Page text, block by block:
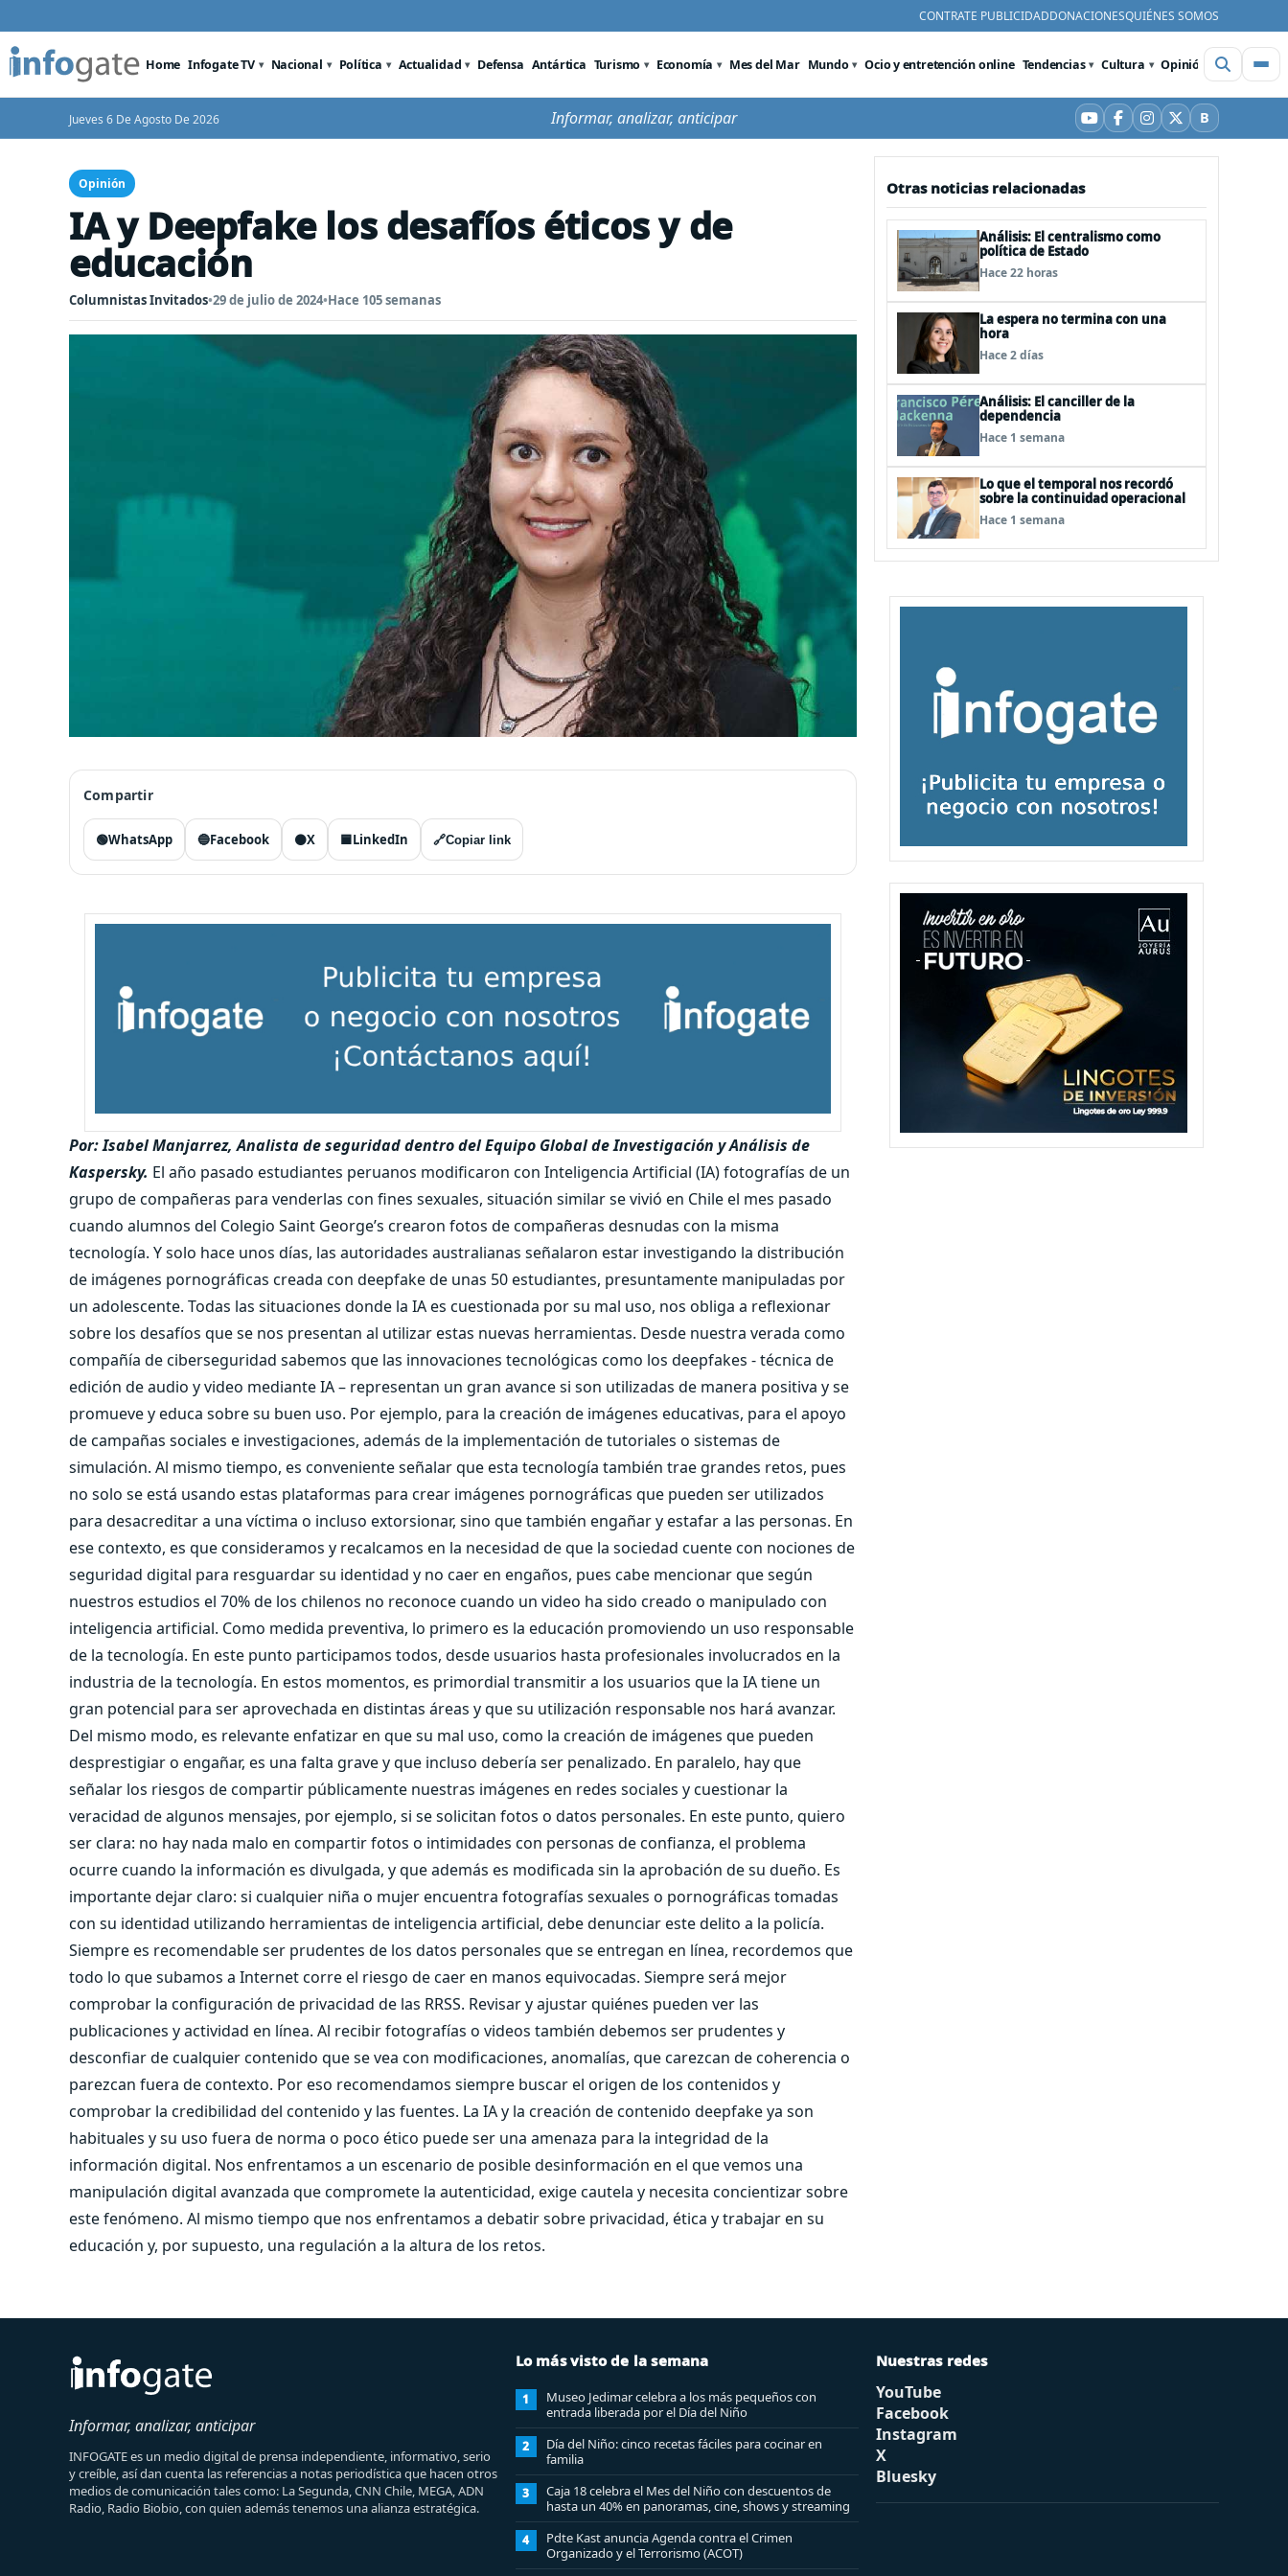
CONTRATE PUBLICIDADDONACIONESQUIÉNES SOMOS
Home Infogate TV Nacional Política Actualidad Defensa Antártica Turismo Economía Mes del Mar Mundo Ocio y entretención online Tendencias Cultura Opinión Videos
Jueves 6 De Agosto De 2026 Informar, analizar, anticipar YouTube
Facebook
Instagram
X BBluesky
Opinión
IA y Deepfake los desafíos éticos y de
educación
Columnistas Invitados•29 de julio de 2024•Hace 105 semanas
Compartir
🟢WhatsApp 🔵Facebook ⚫X 🟦LinkedIn 🔗Copiar link
Por: Isabel Manjarrez, Analista de seguridad dentro del Equipo Global de Investigación y Análisis de
Kaspersky. El año pasado estudiantes peruanos modificaron con Inteligencia Artificial (IA) fotografías de un
grupo de compañeras para venderlas con fines sexuales, situación similar se vivió en Chile el mes pasado
cuando alumnos del Colegio Saint George’s crearon fotos de compañeras desnudas con la misma
tecnología. Y solo hace unos días, las autoridades australianas señalaron estar investigando la distribución
de imágenes pornográficas creada con deepfake de unas 50 estudiantes, presuntamente manipuladas por
un adolescente. Todas las situaciones donde la IA es cuestionada por su mal uso, nos obliga a reflexionar
sobre los desafíos que se nos presentan al utilizar estas nuevas herramientas. Desde nuestra verada como
compañía de ciberseguridad sabemos que las innovaciones tecnológicas como los deepfakes - técnica de
edición de audio y video mediante IA – representan un gran avance si son utilizadas de manera positiva y se
promueve y educa sobre su buen uso. Por ejemplo, para la creación de imágenes educativas, para el apoyo
de campañas sociales e investigaciones, además de la implementación de tutoriales o sistemas de
simulación. Al mismo tiempo, es conveniente señalar que esta tecnología también trae grandes retos, pues
no solo se está usando estas plataformas para crear imágenes pornográficas que pueden ser utilizados
para desacreditar a una víctima o incluso extorsionar, sino que también engañar y estafar a las personas. En
ese contexto, es que consideramos y recalcamos en la necesidad de que la sociedad cuente con nociones de
seguridad digital para resguardar su identidad y no caer en engaños, pues cabe mencionar que según
nuestros estudios el 70% de los chilenos no reconoce cuando un video ha sido creado o manipulado con
inteligencia artificial. Como medida preventiva, lo primero es la educación promoviendo un uso responsable
de la tecnología. En este punto participamos todos, desde usuarios hasta profesionales involucrados en la
industria de la tecnología. En estos momentos, es primordial transmitir a los usuarios que la IA tiene un
gran potencial para ser aprovechada en distintas áreas y que su utilización responsable nos hará avanzar.
Del mismo modo, es relevante enfatizar en que su mal uso, como la creación de imágenes que pueden
desprestigiar o engañar, es una falta grave y que incluso debería ser penalizado. En paralelo, hay que
señalar los riesgos de compartir públicamente nuestras imágenes en redes sociales y cuestionar la
veracidad de algunos mensajes, por ejemplo, si se solicitan fotos o datos personales. En este punto, quiero
ser clara: no hay nada malo en compartir fotos o intimidades con personas de confianza, el problema
ocurre cuando la información es divulgada, y que además es modificada sin la aprobación de su dueño. Es
importante dejar claro: si cualquier niña o mujer encuentra fotografías sexuales o pornográficas tomadas
con su identidad utilizando herramientas de inteligencia artificial, debe denunciar este delito a la policía.
Siempre es recomendable ser prudentes de los datos personales que se entregan en línea, recordemos que
todo lo que subamos a Internet corre el riesgo de caer en manos equivocadas. Siempre será mejor
comprobar la configuración de privacidad de las RRSS. Revisar y ajustar quiénes pueden ver las
publicaciones y actividad en línea. Al recibir fotografías o videos también debemos ser prudentes y
desconfiar de cualquier contenido que se vea con modificaciones, anomalías, que carezcan de coherencia o
parezcan fuera de contexto. Por eso recomendamos siempre buscar el origen de los contenidos y
comprobar la credibilidad del contenido y las fuentes. La IA y la creación de contenido deepfake ya son
habituales y su uso fuera de norma o poco ético puede ser una amenaza para la integridad de la
información digital. Nos enfrentamos a un escenario de posible desinformación en el que vemos una
manipulación digital avanzada que compromete la autenticidad, exige cautela y necesita concientizar sobre
este fenómeno. Al mismo tiempo que nos enfrentamos a debatir sobre privacidad, ética y trabajar en su
educación y, por supuesto, una regulación a la altura de los retos.
Otras noticias relacionadas
Análisis: El centralismo como
política de Estado
Hace 22 horas
La espera no termina con una
hora
Hace 2 días
Análisis: El canciller de la
dependencia
Hace 1 semana
Lo que el temporal nos recordó
sobre la continuidad operacional
Hace 1 semana
Informar, analizar, anticipar
INFOGATE es un medio digital de prensa independiente, informativo, serio
y creíble, así dan cuenta las referencias a notas periodística que hacen otros
medios de comunicación tales como: La Segunda, CNN Chile, MEGA, ADN
Radio, Radio Biobio, con quien además tenemos una alianza estratégica.
Lo más visto de la semana
1
Museo Jedimar celebra a los más pequeños con
entrada liberada por el Día del Niño
2
Día del Niño: cinco recetas fáciles para cocinar en
familia
3
Caja 18 celebra el Mes del Niño con descuentos de
hasta un 40% en panoramas, cine, shows y streaming
4
Pdte Kast anuncia Agenda contra el Crimen
Organizado y el Terrorismo (ACOT)
Nuestras redes
YouTube
Facebook
Instagram
X
Bluesky